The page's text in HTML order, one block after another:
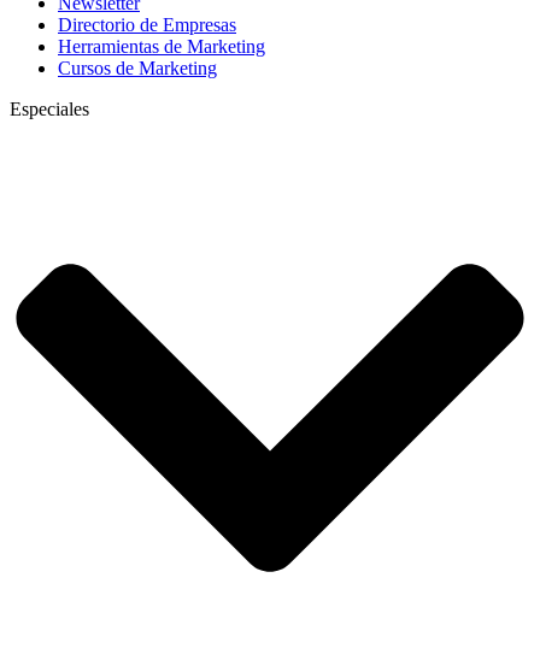
Directorio de Empresas
Herramientas de Marketing
Cursos de Marketing
Especiales